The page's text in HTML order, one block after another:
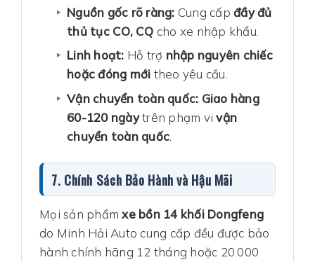
Nguồn gốc rõ ràng: Cung cấp đầy đủ
thủ tục CO, CQ cho xe nhập khẩu.
Linh hoạt: Hỗ trợ nhập nguyên chiếc
hoặc đóng mới theo yêu cầu.
Vận chuyển toàn quốc: Giao hàng
60-120 ngàytrên phạm vivận
chuyển toàn quốc
7. Chính Sách Bảo Hành và Hậu Mãi
Mọi sản phẩmxe bồn 14 khối Dongfeng
do Minh Hải Auto cung cấp đều được bảo
hành chính hãng 12 tháng hoặc 20.000